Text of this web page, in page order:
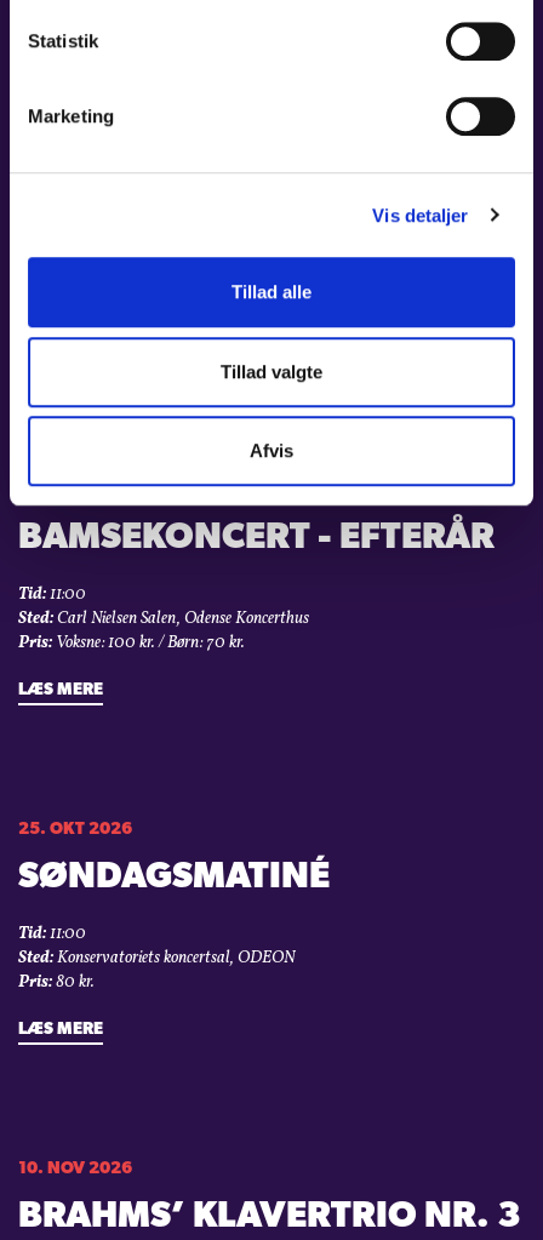
Statistik
Marketing
Vis detaljer
Tillad alle
Tillad valgte
Afvis
22. OKT 2026
Tid:19:00
Carl Nielsen Salen, Odense Koncerthus
150 kr. / Stud. og unge t/m 29 år: 115 kr.
24. OKT 2026 - 24. OKT 2026
BAMSEKONCERT - EFTERÅR
Tid:11:00
Sted:Carl Nielsen Salen, Odense Koncerthus
Pris: Voksne: 100 kr. / Børn: 70 kr.
LÆS MERE
25. OKT 2026
SØNDAGSMATINÉ
Tid:11:00
Sted:Konservatoriets koncertsal, ODEON
Pris:80 kr.
LÆS MERE
10. NOV 2026
BRAHMS’ KLAVERTRIO NR. 3